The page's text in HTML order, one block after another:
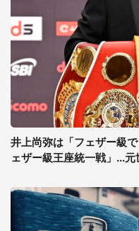
井上尚弥は「フェザー級
ェザー級王座統一戦」...